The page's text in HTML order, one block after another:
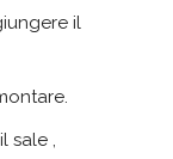
il
sale ,